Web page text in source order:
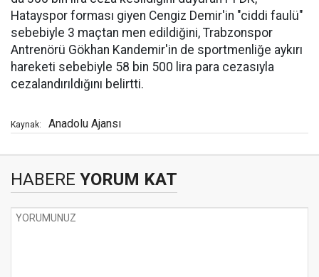
Hatayspor forması giyen Cengiz Demir'in "ciddi faulü"
sebebiyle 3 maçtan men edildiğini, Trabzonspor
Antrenörü Gökhan Kandemir'in de sportmenliğe aykırı
hareketi sebebiyle 58 bin 500 lira para cezasıyla
cezalandırıldığını belirtti.
Kaynak: Anadolu Ajansı
HABERE YORUM KAT